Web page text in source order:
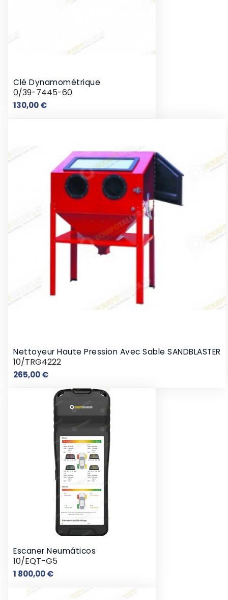
Clé Dynamométrique
0/39-7445-60
130,00 €Prix
Nettoyeur Haute Pression Avec Sable SANDBLASTER
10/TRG4222
265,00 €Prix
Escaner Neumáticos
10/EQT-G5
1 800,00 €Prix